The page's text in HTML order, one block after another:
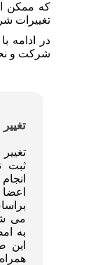
که ممکن
تغییرات
در ادامه
شرکت و
ثبت
می
به
این